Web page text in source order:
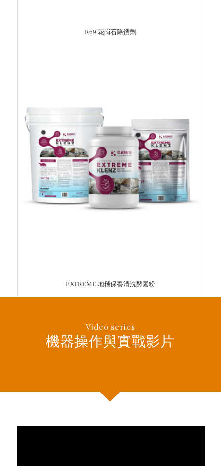
R69 花崗石除銹劑
EXTREME 地毯保養清洗酵素粉
Video series
機器操作與實戰影片